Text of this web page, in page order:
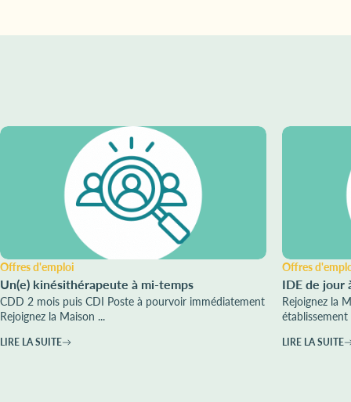
Offres d'emploi
Un(e) kinésithérapeute à mi-temps
CDD 2 mois puis CDI Poste à pourvoir immédiatement
Rejoignez la Maison ...
LIRE LA SUITE
Offres
IDE de jour
Rejoignez la
LIRE LA SUITE